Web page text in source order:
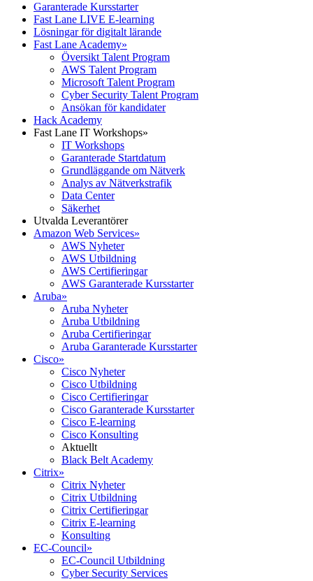
Garanterade Kursstarter
Fast Lane LIVE E-learning
Lösningar för digitalt lärande
Fast Lane Academy»
Översikt Talent Program
AWS Talent Program
Microsoft Talent Program
Cyber Security Talent Program
Ansökan för kandidater
Hack Academy
Fast Lane IT Workshops»
IT Workshops
Garanterade Startdatum
Grundläggande om Nätverk
Analys av Nätverkstrafik
Data Center
Säkerhet
Utvalda Leverantörer
Amazon Web Services»
AWS Nyheter
AWS Utbildning
AWS Certifieringar
AWS Garanterade Kursstarter
Aruba»
Aruba Nyheter
Aruba Utbildning
Aruba Certifieringar
Aruba Garanterade Kursstarter
Cisco»
Cisco Nyheter
Cisco Utbildning
Cisco Certifieringar
Cisco Garanterade Kursstarter
Cisco E-learning
Cisco Konsulting
Aktuellt
Black Belt Academy
Citrix»
Citrix Nyheter
Citrix Utbildning
Citrix Certifieringar
Citrix E-learning
Konsulting
EC-Council»
EC-Council Utbildning
Cyber Security Services